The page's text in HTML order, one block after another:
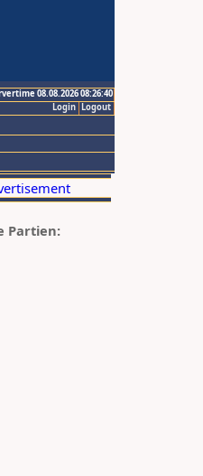
08.08.2026 08:26:40
Logout
Login
Partien: